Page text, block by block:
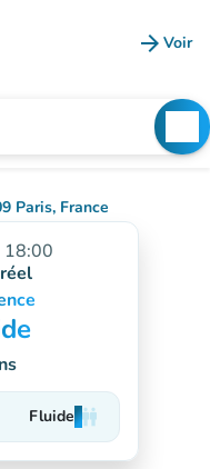
arrow_forward Voir
Paris, France
Maps)
18:00
Fluideman
man
man